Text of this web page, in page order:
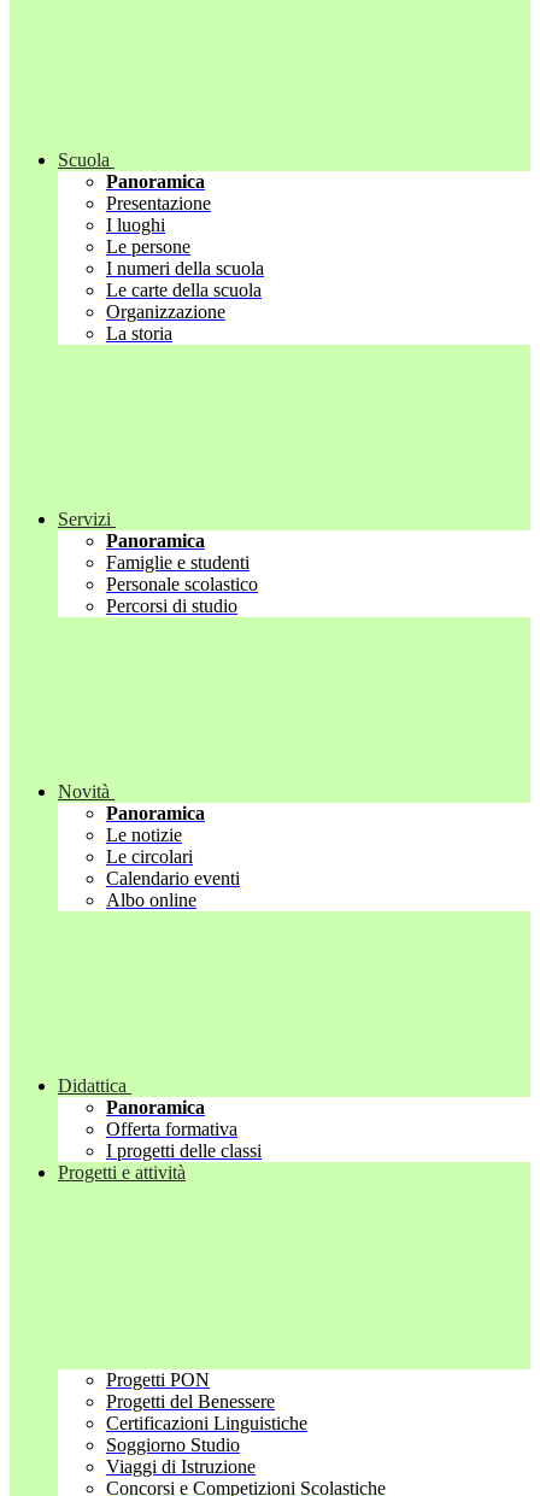
Scuola
Panoramica
Presentazione
I luoghi
Le persone
I numeri della scuola
Le carte della scuola
Organizzazione
La storia
Servizi
Panoramica
Famiglie e studenti
Personale scolastico
Percorsi di studio
Novità
Panoramica
Le notizie
Le circolari
Calendario eventi
Albo online
Didattica
Panoramica
Offerta formativa
I progetti delle classi
Progetti e attività
Progetti PON
Progetti del Benessere
Certificazioni Linguistiche
Soggiorno Studio
Viaggi di Istruzione
Concorsi e Competizioni Scolastiche